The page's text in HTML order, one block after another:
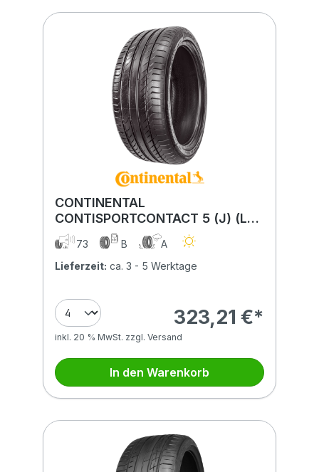
CONTINENTAL
CONTISPORTCONTACT 5 (J) (LR)
265/45R21 108W (J) (LR) XL FR
BSW
73 B
A
Lieferzeit: ca. 3 - 5 Werktage
323,21 €*
inkl. 20 % MwSt. zzgl. Versand
In den Warenkorb